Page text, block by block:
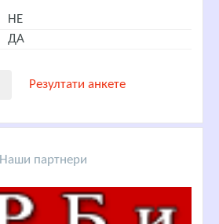
НЕ
ДА
Резултати анкете
Наши партнери